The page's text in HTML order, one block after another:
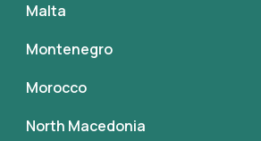
Malta
Montenegro
Morocco
North Macedonia